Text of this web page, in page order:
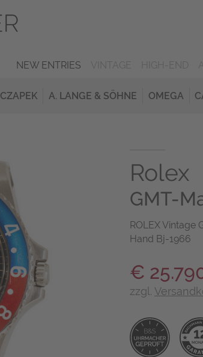
NEW ENTRIES
CZAPEK A. LANGE & SÖHNE OMEGA
Rolex
GMT-
ROLEX Vintage
Hand Bj-1966
€
zzgl.